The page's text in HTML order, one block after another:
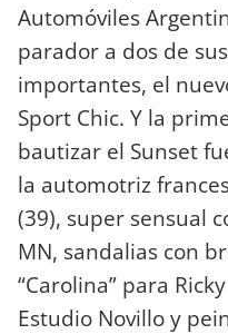
Automóviles
parador a dos de
importantes, el
Sport Chic. Y la
bautizar el Sunset
la automotriz
(39), super sensual
MN, sandalias con
“Carolina” para
Estudio Novillo y